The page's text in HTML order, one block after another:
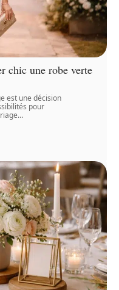
chic une robe verte
est une décision
pour
…